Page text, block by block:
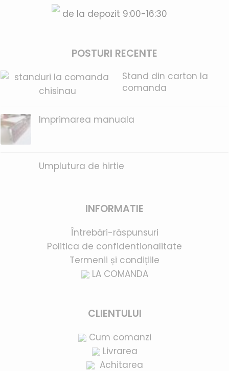
de la depozit 9:00-16:30
POSTURI RECENTE
Stand din carton la
comanda
Imprimarea manuala
Umplutura de hirtie
INFORMATIE
Întrebări-răspunsuri
Politica de confidentionalitate
Termenii și condițiile
LA COMANDA
CLIENTULUI
Cum comanzi
Livrarea
Achitarea